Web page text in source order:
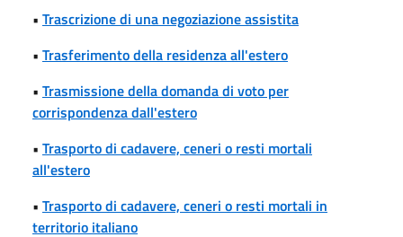
• Trascrizione di una negoziazione assistita
• Trasferimento della residenza all'estero
• Trasmissione della domanda di voto per
corrispondenza dall'estero
• Trasporto di cadavere, ceneri o resti mortali
all'estero
• Trasporto di cadavere, ceneri o resti mortali in
territorio italiano